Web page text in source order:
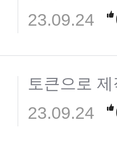
23.09.24
토큰으로
23.09.24